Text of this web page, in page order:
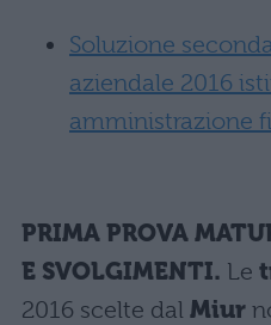
Soluzione
aziendale 2016
amministrazione
PRIMA PROVA
E SVOLGIMENTI. Le
2016 scelte dal Miur